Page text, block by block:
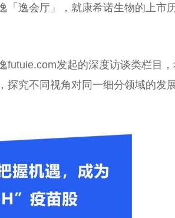
「逸会厅」，就康希诺生物的上市
futuie.com发起的深度访谈类栏目
究不同视角对同一细分领域的发